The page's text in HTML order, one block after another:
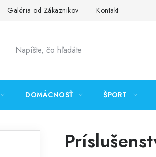
Galéria od Zákaznikov Kontakt
DOMÁCNOSŤ ŠPORT